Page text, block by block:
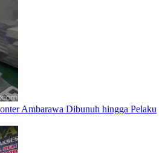
Ambarawa Dibunuh hingga Pelaku